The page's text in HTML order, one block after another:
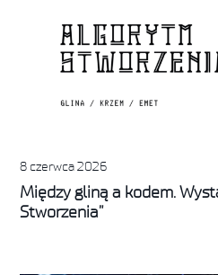
8 czerwca 2026
Między gliną a kodem.
Stworzenia”